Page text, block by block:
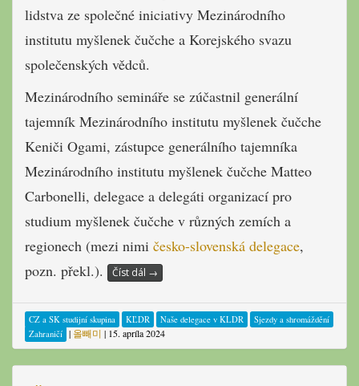
lidstva ze společné iniciativy Mezinárodního
institutu myšlenek čučche a Korejského svazu
společenských vědců.
Mezinárodního semináře se zúčastnil generální
tajemník Mezinárodního institutu myšlenek čučche
Keniči Ogami, zástupce generálního tajemníka
Mezinárodního institutu myšlenek čučche Matteo
Carbonelli, delegace a delegáti organizací pro
studium myšlenek čučche v různých zemích a
regionech (mezi nimi česko-slovenská delegace,
pozn. překl.).
Číst dál →
CZ a SK studijní skupina KĽDR Naše delegace v KLDR
Sjezdy a shromáždění
Zahraničí | 올빼미 | 15. apríla 2024